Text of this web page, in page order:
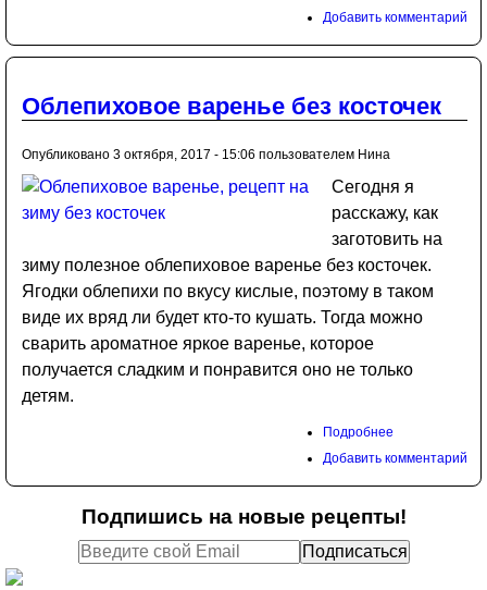
Добавить комментарий
Облепиховое варенье без косточек
Опубликовано 3 октября, 2017 - 15:06 пользователем Нина
Сегодня я
расскажу, как
заготовить на
зиму полезное облепиховое варенье без косточек.
Ягодки облепихи по вкусу кислые, поэтому в таком
виде их вряд ли будет кто-то кушать. Тогда можно
сварить ароматное яркое варенье, которое
получается сладким и понравится оно не только
детям.
Подробнее
Добавить комментарий
Подпишись на новые рецепты!